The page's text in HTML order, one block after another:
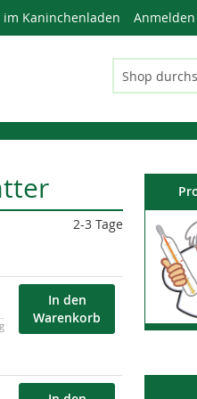
Kaninchenladen Anmelden
Suche
2-3 Tage
In den
Warenkorb